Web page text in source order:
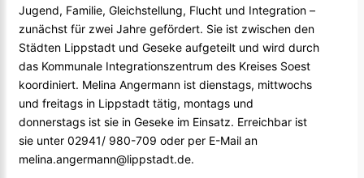
Jugend, Familie, Gleichstellung, Flucht und Integration –
zunächst für zwei Jahre gefördert. Sie ist zwischen den
Städten Lippstadt und Geseke aufgeteilt und wird durch
das Kommunale Integrationszentrum des Kreises Soest
koordiniert. Melina Angermann ist dienstags, mittwochs
und freitags in Lippstadt tätig, montags und
donnerstags ist sie in Geseke im Einsatz. Erreichbar ist
sie unter 02941/ 980-709 oder per E-Mail an
melina.angermann@lippstadt.de.